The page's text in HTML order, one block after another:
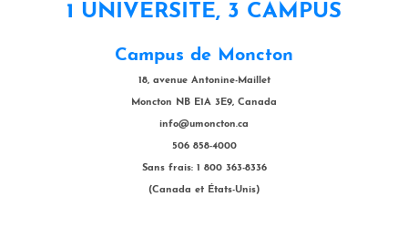
1 UNIVERSITÉ, 3 CAMPUS
Campus de Moncton
18, avenue Antonine-Maillet
Moncton NB E1A 3E9, Canada
info@umoncton.ca
506 858-4000
Sans frais: 1 800 363-8336
(Canada et États-Unis)